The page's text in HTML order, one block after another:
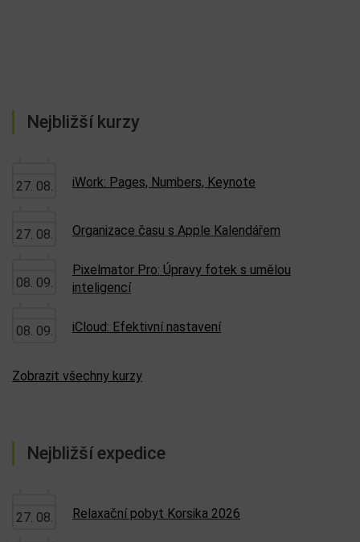
Nejbližší kurzy
27. 08. iWork: Pages, Numbers, Keynote
27. 08. Organizace času s Apple Kalendářem
08. 09.
Pixelmator Pro: Úpravy fotek s umělou
inteligencí
08. 09. iCloud: Efektivní nastavení
Zobrazit všechny kurzy
Nejbližší expedice
27. 08. Relaxační pobyt Korsika 2026